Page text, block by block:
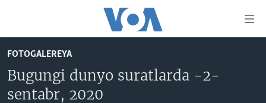
boring
Boshiga
Qidiruvga
o'ting
AMERIKA
FOTOGALEREYA
Bugungi dunyo suratlarda -2-
sentabr, 2020